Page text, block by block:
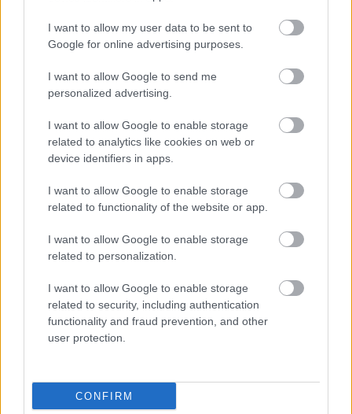
I want to allow my user data to be sent to
Google for online advertising purposes.
I want to allow Google to send me
personalized advertising.
I want to allow Google to enable storage
related to analytics like cookies on web or
device identifiers in apps.
I want to allow Google to enable storage
related to functionality of the website or app.
I want to allow Google to enable storage
related to personalization.
I want to allow Google to enable storage
related to security, including authentication
functionality and fraud prevention, and other
user protection.
CONFIRM
Szólj hozzá!
KEDDEN MEGVÁLASZTHATJA AZ
ORSZÁGGYŰLÉS MAGYARORSZÁG ÚJ
A TISZA Párt frakciója kezdeményezte az államfőválasztás
augusztus 11-re való kitűzését - a kormánypárti jelölt személye